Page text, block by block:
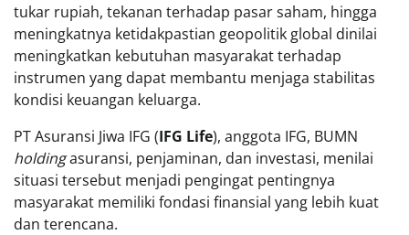
tukar rupiah, tekanan terhadap pasar saham, hingga
meningkatnya ketidakpastian geopolitik global dinilai
meningkatkan kebutuhan masyarakat terhadap
instrumen yang dapat membantu menjaga stabilitas
kondisi keuangan keluarga.
PT Asuransi Jiwa IFG (IFG Life), anggota IFG, BUMN
holdingasuransi, penjaminan, dan investasi, menilai
situasi tersebut menjadi pengingat pentingnya
masyarakat memiliki fondasi finansial yang lebih kuat
dan terencana.